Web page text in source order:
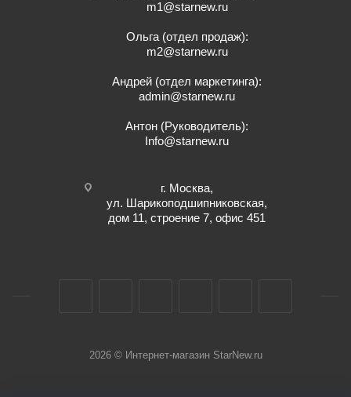
m1@starnew.ru
Ольга (отдел продаж):
m2@starnew.ru
Андрей (отдел маркетинга):
admin@starnew.ru
Антон (Руководитель):
Info@starnew.ru
г. Москва,
ул. Шарикоподшипниковская,
дом 11, строение 7, офис 451
2026 © Интернет-магазин StarNew.ru